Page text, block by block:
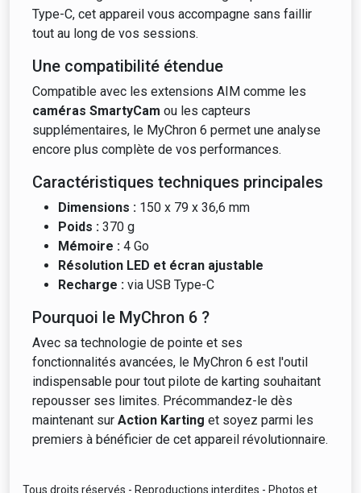
Type-C, cet appareil vous accompagne sans faillir
tout au long de vos sessions.
Une compatibilité étendue
Compatible avec les extensions AIM comme les
caméras SmartyCam ou les capteurs
supplémentaires, le MyChron 6 permet une analyse
encore plus complète de vos performances.
Caractéristiques techniques principales
Dimensions : 150 x 79 x 36,6 mm
Poids : 370 g
Mémoire : 4 Go
Résolution LED et écran ajustable
Recharge : via USB Type-C
Pourquoi le MyChron 6 ?
Avec sa technologie de pointe et ses
fonctionnalités avancées, le MyChron 6 est l'outil
indispensable pour tout pilote de karting souhaitant
repousser ses limites. Précommandez-le dès
maintenant sur Action Karting et soyez parmi les
premiers à bénéficier de cet appareil révolutionnaire.
Tous droits réservés - Reproductions interdites - Photos et